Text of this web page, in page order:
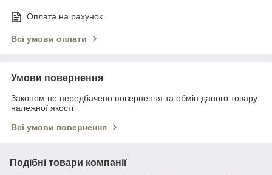
Оплата на рахунок
Всі умови оплати
Умови повернення
Законом не передбачено повернення та обмін даного товару
належної якості
Всі умови повернення
Подібні товари компанії